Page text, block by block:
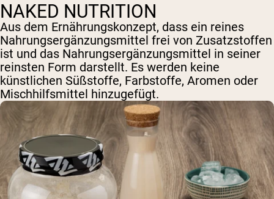
NAKED NUTRITION
Aus dem Ernährungskonzept, dass ein reines
Nahrungsergänzungsmittel frei von Zusatzstoffen
ist und das Nahrungsergänzungsmittel in seiner
reinsten Form darstellt. Es werden keine
künstlichen Süßstoffe, Farbstoffe, Aromen oder
Mischhilfsmittel hinzugefügt.